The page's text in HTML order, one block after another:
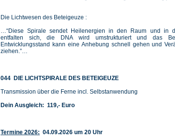
Die Lichtwesen des Beteigeuze :
…“Diese Spirale sendet Heilenergien in den Raum und in
entfalten sich, die DNA wird umstrukturiert und das
Entwicklungsstand kann eine Anhebung schnell gehen und
ziehen.”…
044 DIE LICHTSPIRALE DES BETEIGEUZE
Transmission über die Ferne incl. Selbstanwendung
Dein Ausgleich: 119,- Euro
Termine 2026: 04.09.2026 um 20 Uhr